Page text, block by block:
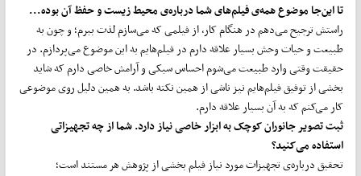
تا اینجا موضوع همه‌ی فیلمهای شما درباره‌ی محیط زیست و حفظ آن بوده...
راستش ترجیح می‌دهم در هنگام کار، از فیلمی که می‌سازم لذت ببرم؛ و چون به
طبیعت و حیات وحش بسیار علاقه دارم در فیلم‌هایم به این موضوع می‌پردازم. در
حقیقت وقتی وارد طبیعت می‌شوم احساس سبکی و آرامش خاصی دارم که شاید
بخشی از توفیق فیلم‌هایم نیز ناشی از همین نکته باشد. به همین دلیل روی موضوعی
کار می‌کنم که به آن بسیار علاقه دارم.
ثبت تصویر جانوران کوچک به ابزار خاصی نیاز دارد. شما از چه تجهیزاتی
استفاده میکنید؟
تحقیق درباره‌ی تجهیزات مورد نیاز فیلم بخشی از پژوهش هر مستند است؛